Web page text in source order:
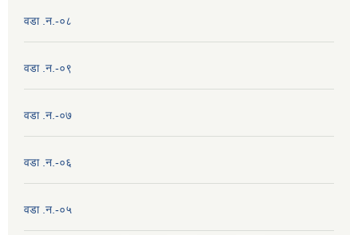
वडा .न.-०८
वडा .न.-०९
वडा .न.-०७
वडा .न.-०६
वडा .न.-०५